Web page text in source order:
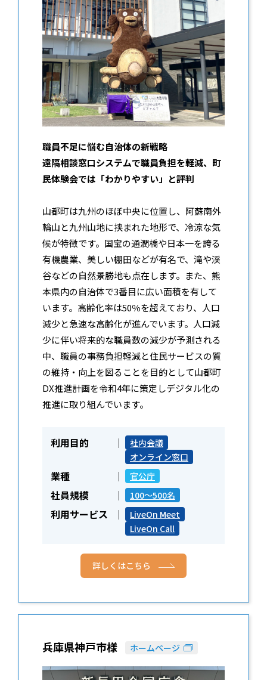
職員不足に悩む自治体の新戦略
遠隔相談窓口システムで職員負担を軽減、町
民体験会では「わかりやすい」と評判
山都町は九州のほぼ中央に位置し、阿蘇南外
輪山と九州山地に挟まれた地形で、冷涼な気
候が特徴です。国宝の通潤橋や日本一を誇る
有機農業、美しい棚田などが有名で、滝や渓
谷などの自然景勝地も点在します。また、熊
本県内の自治体で3番目に広い面積を有して
います。高齢化率は50％を超えており、人口
減少と急速な高齢化が進んでいます。人口減
少に伴い将来的な職員数の減少が予測される
中、職員の事務負担軽減と住民サービスの質
の維持・向上を図ることを目的として山都町
DX推進計画を令和4年に策定しデジタル化の
推進に取り組んでいます。
利用目的
社内会議
オンライン窓口
業種 官公庁
社員規模 100～500名
利用サービス
LiveOn Meet
LiveOn Call
詳しくはこちら
兵庫県神戸市様 ホームページ